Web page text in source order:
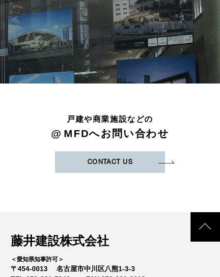
戸建や商業施設などの
@ MFDへお問い合わせ
CONTACT US
藤井建設株式会社
＜愛知県知事許可＞
〒454-0013
名古屋市中川区八熊1-3-3